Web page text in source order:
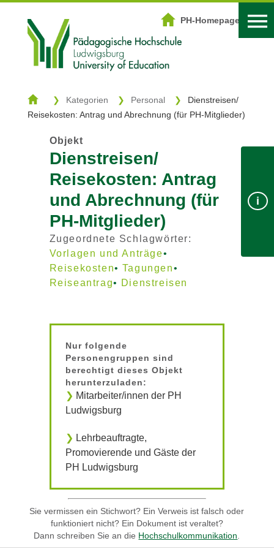
PH-Homepage
DOWNLOADZENTRUM
Kategorien
Schlagwörter
PH-Homepage
i
Kategorien Personal
Dienstreisen/
Reisekosten: Antrag und Abrechnung (für PH-Mitglieder)
Objekt
Dienstreisen/
Reisekosten: Antrag
und Abrechnung (für
PH-Mitglieder)
Zugeordnete Schlagwörter:
Vorlagen und Anträge
Reisekosten
Tagungen
Reiseantrag
Dienstreisen
Nur folgende
Personengruppen sind
berechtigt dieses Objekt
herunterzuladen:
Mitarbeiter/innen der PH
Ludwigsburg
Lehrbeauftragte,
Promovierende und Gäste der
PH Ludwigsburg
Sie vermissen ein Stichwort? Ein Verweis ist falsch oder
funktioniert nicht? Ein Dokument ist veraltet?
Dann schreiben Sie an die Hochschulkommunikation